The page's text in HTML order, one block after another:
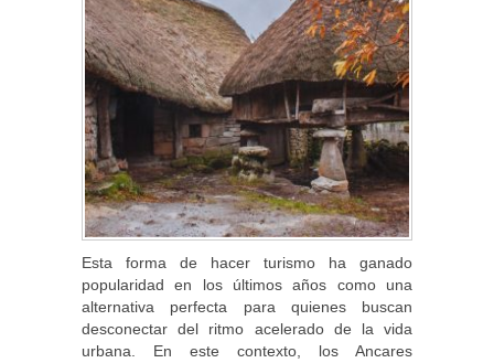
Esta forma de hacer turismo ha ganado
popularidad en los últimos años como una
alternativa perfecta para quienes buscan
desconectar del ritmo acelerado de la vida
urbana. En este contexto, los Ancares